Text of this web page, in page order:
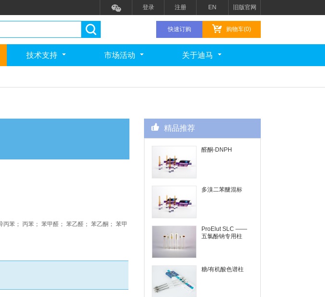
旧版官网
EN
注册
登录
快速订购 购物车(0)
技术支持 市场活动 关于迪马
苯； 丙苯； 苯甲醛； 苯乙醛； 苯乙酮； 苯甲
精品推荐
醛酮-DNPH
多溴二苯醚混标
ProElut SLC ——
五氯酚钠专用柱
糖/有机酸色谱柱